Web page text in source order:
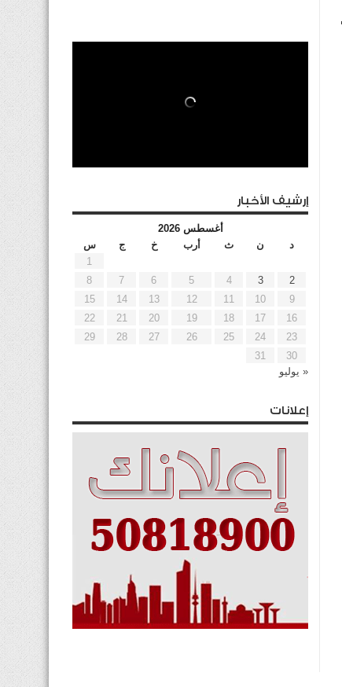
إرشيف الأخبار
أغسطس 2026
د
ن ث أرب خ ج
س
1
2
3
4
5
6
7
8
9
10
11
12
13
14
15
16
17
18
19
20
21
22
23
24
25
26
27
28
29
30
31
« يوليو
إعلانات